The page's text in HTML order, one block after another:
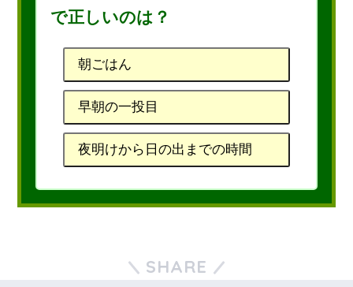
で正しいのは？
朝ごはん
早朝の一投目
夜明けから日の出までの時間
SHARE